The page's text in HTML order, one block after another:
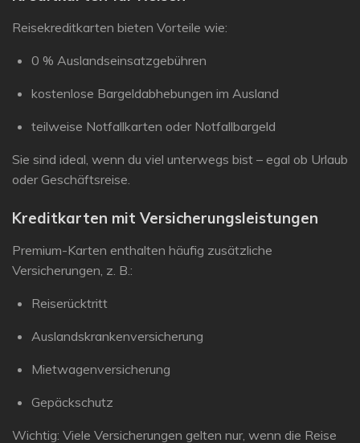
Reisekreditkarten bieten Vorteile wie:
0 % Auslandseinsatzgebühren
kostenlose Bargeldabhebungen im Ausland
teilweise Notfallkarten oder Notfallbargeld
Sie sind ideal, wenn du viel unterwegs bist – egal ob Urlaub
oder Geschäftsreise.
Kreditkarten mit Versicherungsleistungen
Premium-Karten enthalten häufig zusätzliche
Versicherungen, z. B.:
Reiserücktritt
Auslandskrankenversicherung
Mietwagenversicherung
Gepäckschutz
Wichtig: Viele Versicherungen gelten nur, wenn die Reise